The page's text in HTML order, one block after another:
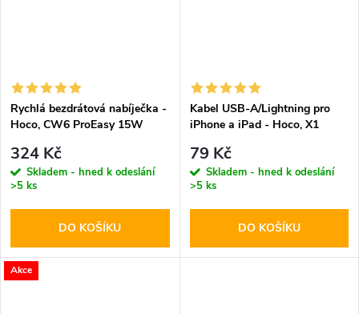
Rychlá bezdrátová nabíječka -
Hoco, CW6 ProEasy 15W
324 Kč
Skladem - hned k odeslání
>5 ks
DO KOŠÍKU
Kabel USB-A/Lightning pro
iPhone a iPad - Hoco, X1
79 Kč
Skladem - hned k odeslání
>5 ks
DO KOŠÍKU
Akce